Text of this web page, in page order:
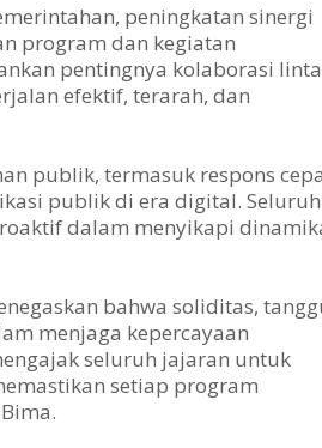
peningkatan sinergi
program dan kegiatan
pentingnya kolaborasi
efektif, terarah, dan
publik, termasuk respons
publik di era digital. Seluruh
dalam menyikapi
bahwa soliditas,
menjaga kepercayaan
seluruh jajaran untuk
setiap program